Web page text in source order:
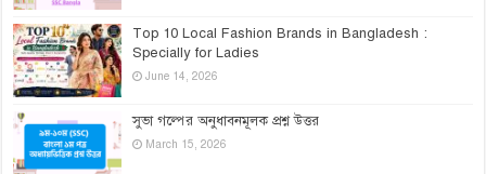
Top 10 Local Fashion Brands in Bangladesh :
Specially for Ladies
June 14, 2026
সুভা গল্পের অনুধাবনমূলক প্রশ্ন উত্তর
March 15, 2026